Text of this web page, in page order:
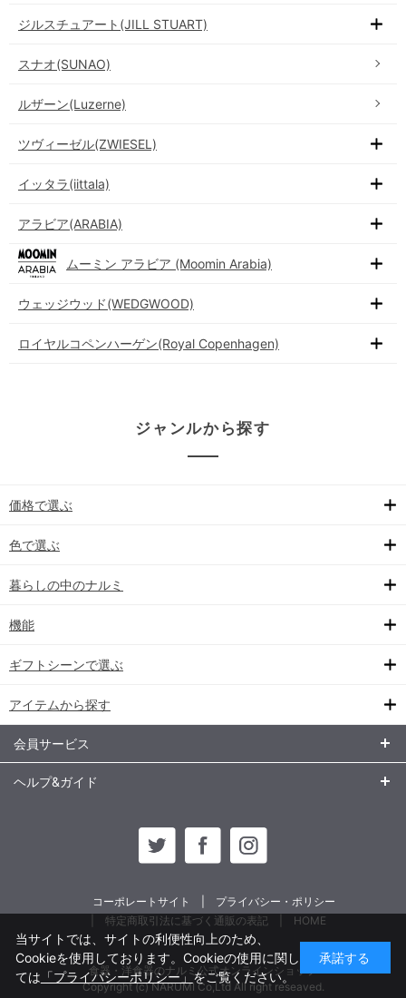
ジルスチュアート(JILL STUART)
スナオ(SUNAO)
ルザーン(Luzerne)
ツヴィーゼル(ZWIESEL)
イッタラ(iittala)
アラビア(ARABIA)
ムーミン アラビア (Moomin Arabia)
ウェッジウッド(WEDGWOOD)
ロイヤルコペンハーゲン(Royal Copenhagen)
ジャンルから探す
価格で選ぶ
色で選ぶ
暮らしの中のナルミ
機能
ギフトシーンで選ぶ
アイテムから探す
会員サービス
ヘルプ&ガイド
コーポレートサイト
プライバシー・ポリシー
特定商取引法に基づく通販の表記
HOME
食器・洋食器のナルミ公式オンラインショップ
Copyright (c) NARUMI Co,Ltd All right reseaved.
当サイトでは、サイトの利便性向上のため、
Cookieを使用しております。Cookieの使用に関し
ては 「プライバシーポリシー」をご覧ください。
承諾する